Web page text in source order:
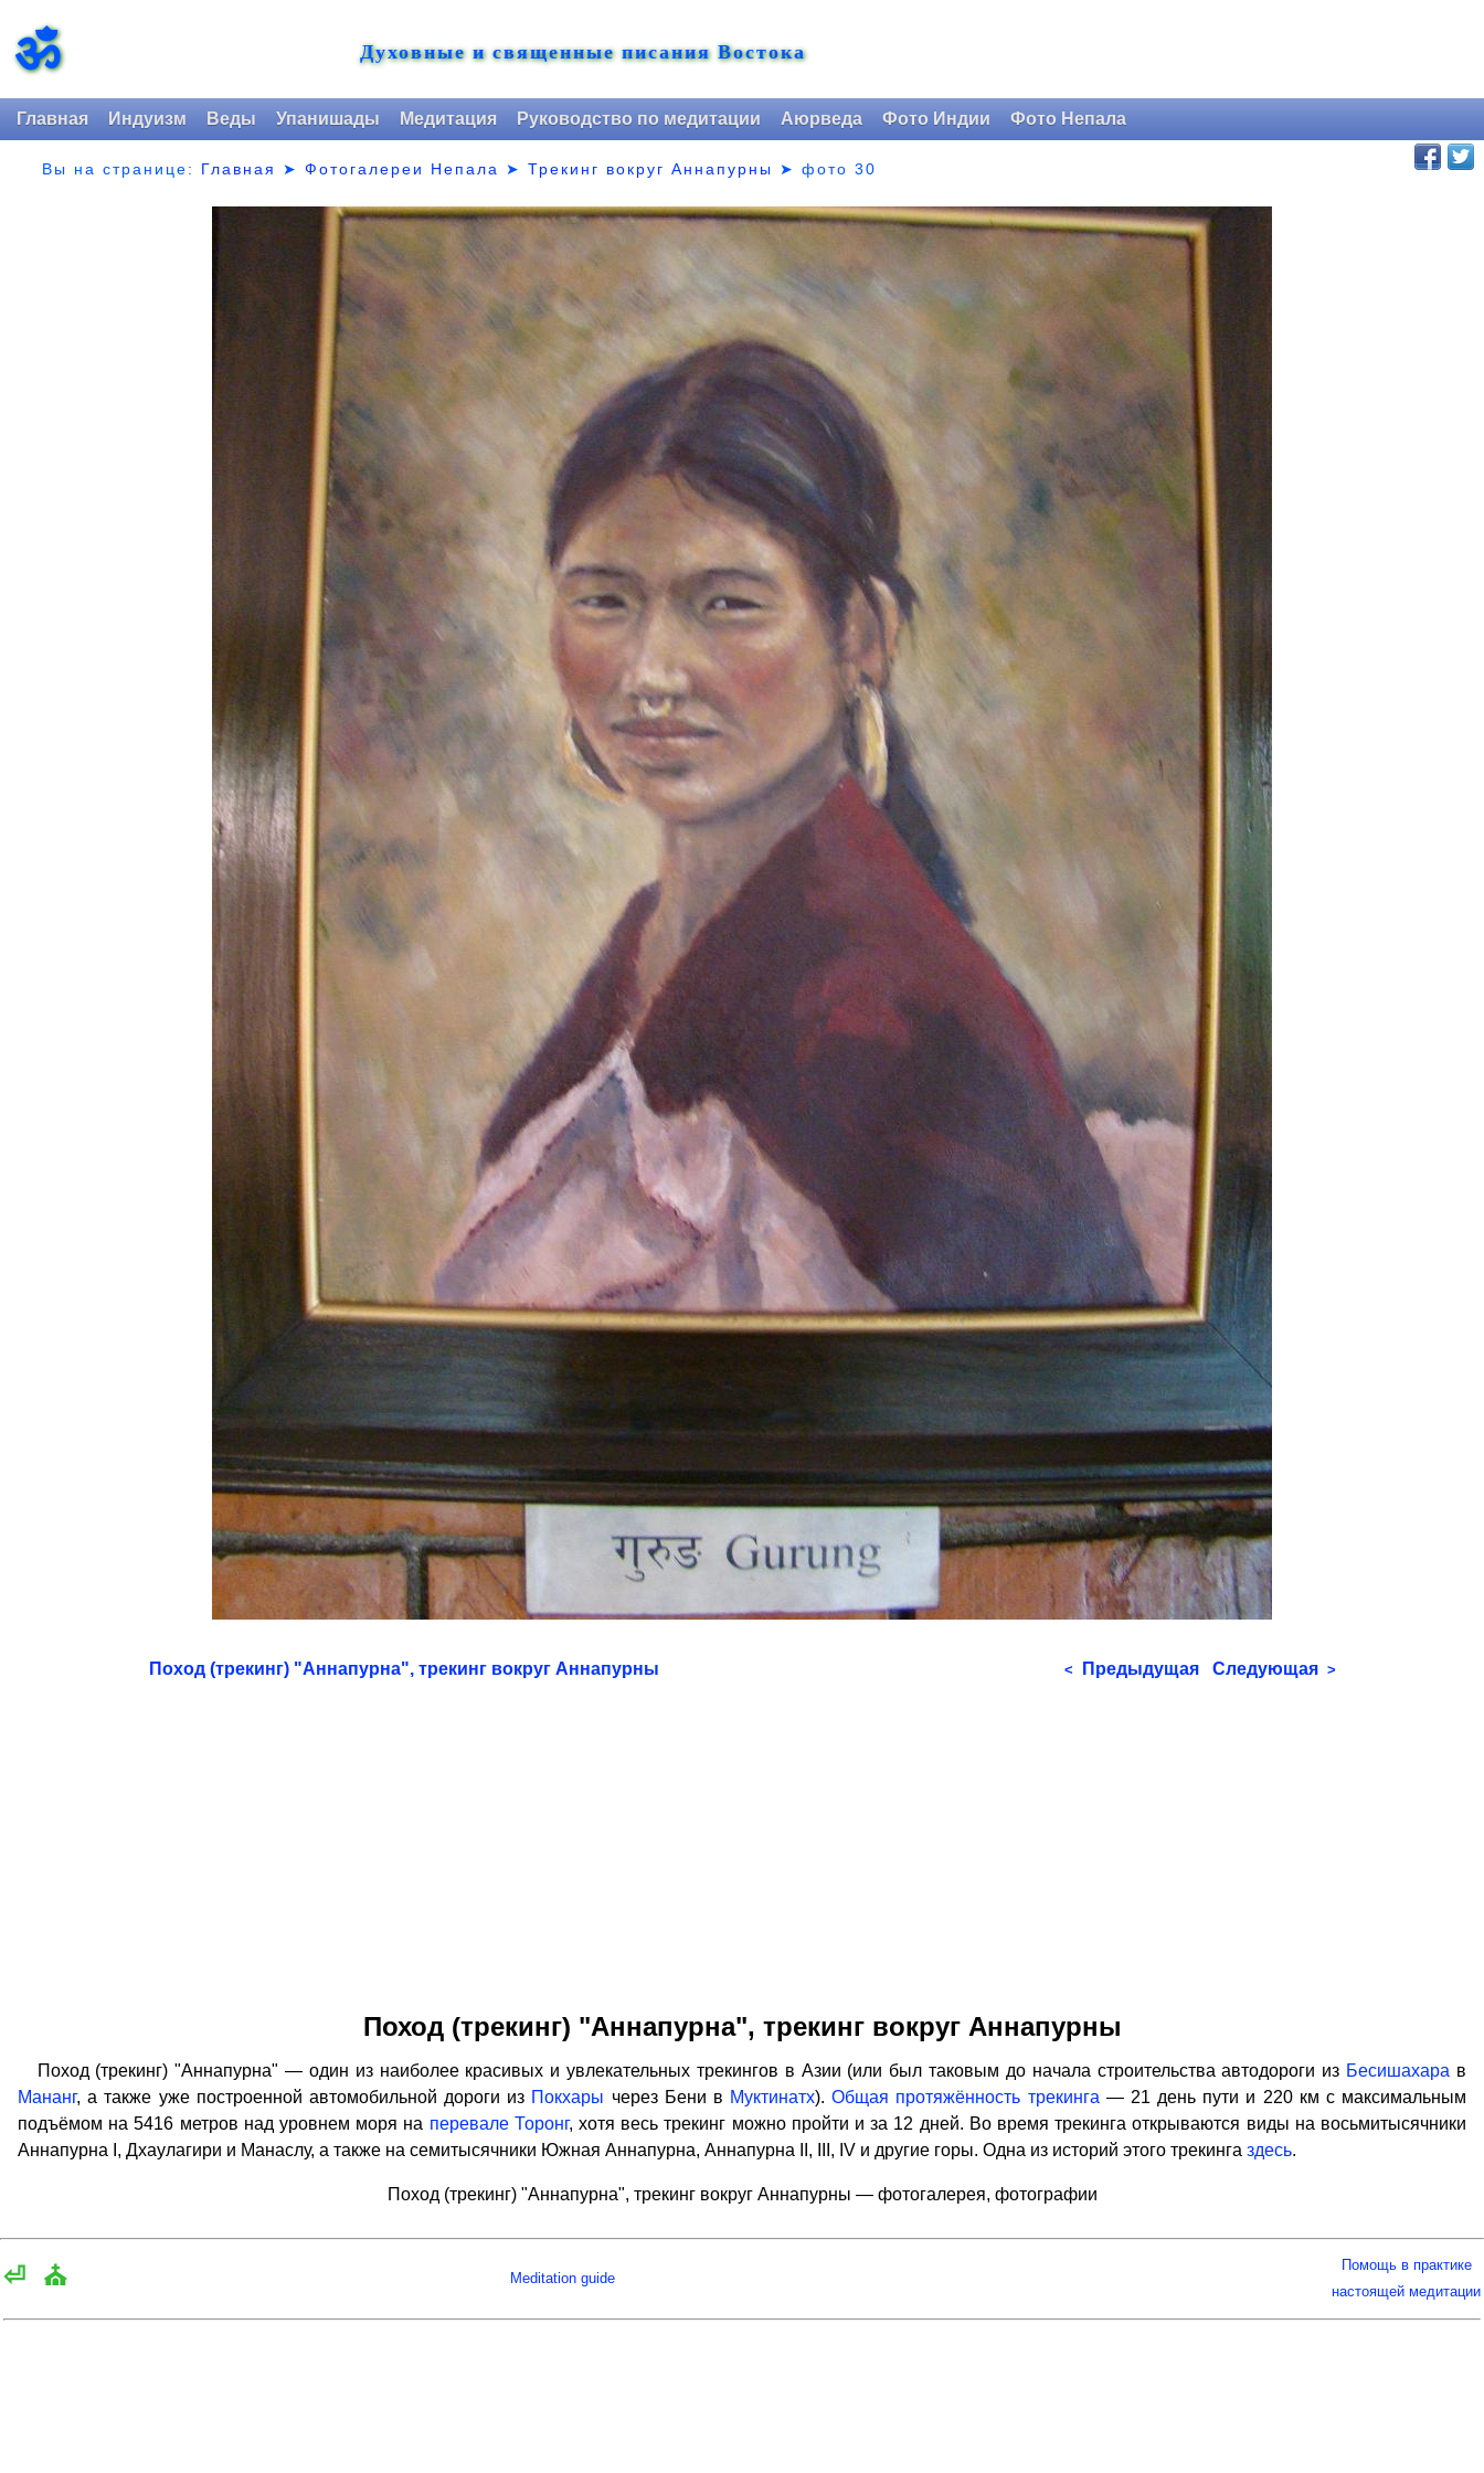
ॐ Духовные и священные писания Востока
Главная Индуизм Веды Упанишады Медитация Руководство по медитации Аюрведа Фото Индии Фото Непала
Вы на странице: Главная ➤Фотогалереи Непала ➤Трекинг вокруг Аннапурны ➤фото 30
Поход (трекинг) "Аннапурна", трекинг вокруг Аннапурны < Предыдущая Следующая >
Поход (трекинг) "Аннапурна", трекинг вокруг Аннапурны
Поход (трекинг) "Аннапурна" — один из наиболее красивых и увлекательных трекингов в Азии (или был таковым до начала строительства автодороги из Бесишахара в
Мананг, а также уже построенной автомобильной дороги из Покхары через Бени в Муктинатх).Общая протяжённость трекинга — 21 день пути и 220 км с максимальным
подъёмом на 5416 метров над уровнем моря на перевале Торонг, хотя весь трекинг можно пройти и за 12 дней. Во время трекинга открываются виды на восьмитысячники
Аннапурна I, Дхаулагири и Манаслу, а также на семитысячники Южная Аннапурна, Аннапурна II, III, IV и другие горы. Одна из историй этого трекинга здесь.
Поход (трекинг) "Аннапурна", трекинг вокруг Аннапурны — фотогалерея, фотографии
⏎ ⛪ Meditation guide
Помощь в практике
настоящей медитации